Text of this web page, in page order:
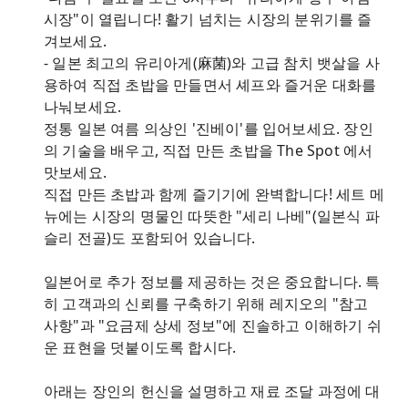
시장"이 열립니다! 활기 넘치는 시장의 분위기를 즐
겨보세요.
- 일본 최고의 유리아게(麻菌)와 고급 참치 뱃살을 사
용하여 직접 초밥을 만들면서 셰프와 즐거운 대화를
나눠보세요.
정통 일본 여름 의상인 '진베이'를 입어보세요. 장인
의 기술을 배우고, 직접 만든 초밥을 The Spot 에서
맛보세요.
직접 만든 초밥과 함께 즐기기에 완벽합니다! 세트 메
뉴에는 시장의 명물인 따뜻한 "세리 나베"(일본식 파
슬리 전골)도 포함되어 있습니다.
일본어로 추가 정보를 제공하는 것은 중요합니다. 특
히 고객과의 신뢰를 구축하기 위해 레지오의 "참고
사항"과 "요금제 상세 정보"에 진솔하고 이해하기 쉬
운 표현을 덧붙이도록 합시다.
아래는 장인의 헌신을 설명하고 재료 조달 과정에 대